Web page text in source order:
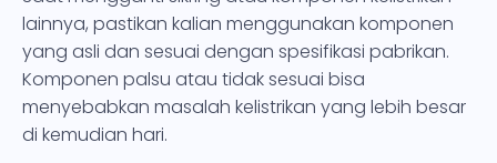
lainnya, pastikan kalian menggunakan komponen
yang asli dan sesuai dengan spesifikasi pabrikan.
Komponen palsu atau tidak sesuai bisa
menyebabkan masalah kelistrikan yang lebih besar
di kemudian hari.